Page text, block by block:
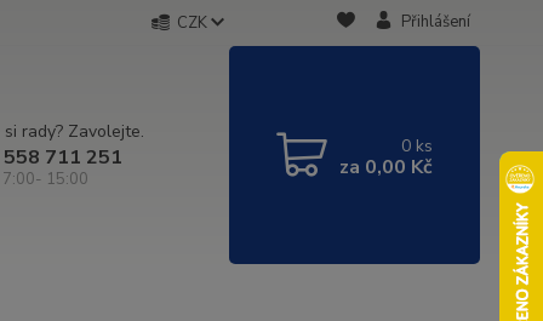
CZK Přihlášení
rady? Zavolejte.
711 251
7:00- 15:00
0 ks
za 0,00 Kč